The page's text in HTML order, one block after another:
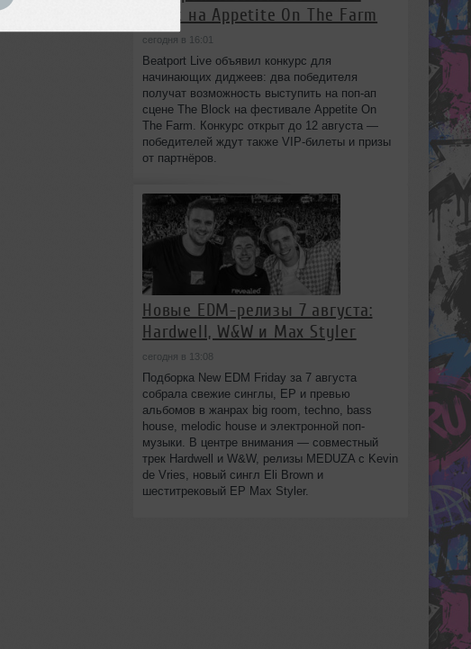
Block на Appetite On The Farm
сегодня в 16:01
Beatport Live объявил конкурс для
начинающих диджеев: два победителя
получат возможность выступить на поп‑ап
сцене The Block на фестивале Appetite On
The Farm. Конкурс открыт до 12 августа —
победителей ждут также VIP‑билеты и призы
от партнёров.
Новые EDM-релизы 7 августа:
Hardwell, W&W и Max Styler
сегодня в 13:08
Подборка New EDM Friday за 7 августа
собрала свежие синглы, EP и превью
альбомов в жанрах big room, techno, bass
house, melodic house и электронной поп-
музыки. В центре внимания — совместный
трек Hardwell и W&W, релизы MEDUZA с Kevin
de Vries, новый сингл Eli Brown и
шеститрековый EP Max Styler.